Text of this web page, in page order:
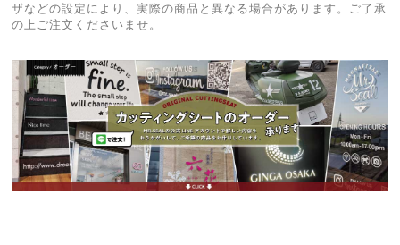
ザなどの設定により、実際の商品と異なる場合があります。ご了承
の上ご注文くださいませ。